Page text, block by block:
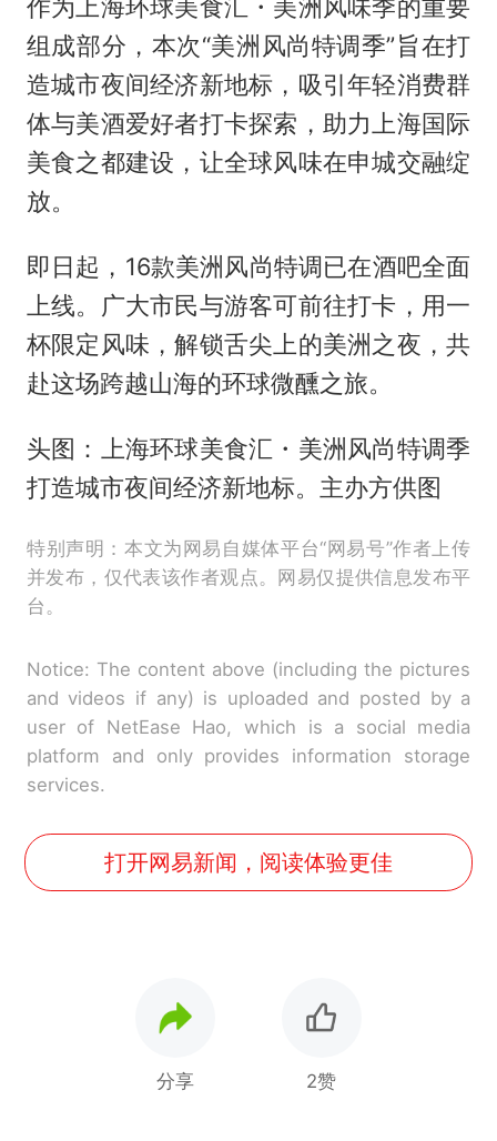
作为上海环球美食汇・美洲风味季的重要
组成部分，本次“美洲风尚特调季”旨在打
造城市夜间经济新地标，吸引年轻消费群
体与美酒爱好者打卡探索，助力上海国际
美食之都建设，让全球风味在申城交融绽
放。
即日起，16款美洲风尚特调已在酒吧全面
上线。广大市民与游客可前往打卡，用一
杯限定风味，解锁舌尖上的美洲之夜，共
赴这场跨越山海的环球微醺之旅。
头图：上海环球美食汇・美洲风尚特调季
打造城市夜间经济新地标。主办方供图
特别声明：本文为网易自媒体平台“网易号”作者上传
并发布，仅代表该作者观点。网易仅提供信息发布平
台。
Notice: The content above (including the pictures
and videos if any) is uploaded and posted by a
user of NetEase Hao, which is a social media
platform and only provides information storage
services.
打开网易新闻，阅读体验更佳
分享 2赞